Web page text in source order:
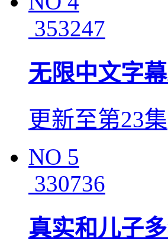
353247
无限中文字
更新至第23集
NO 5
330736
真实和儿子